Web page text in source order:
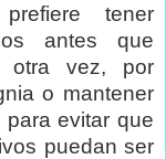
tener
antes que
otra vez, por
o mantener
evitar que
puedan ser